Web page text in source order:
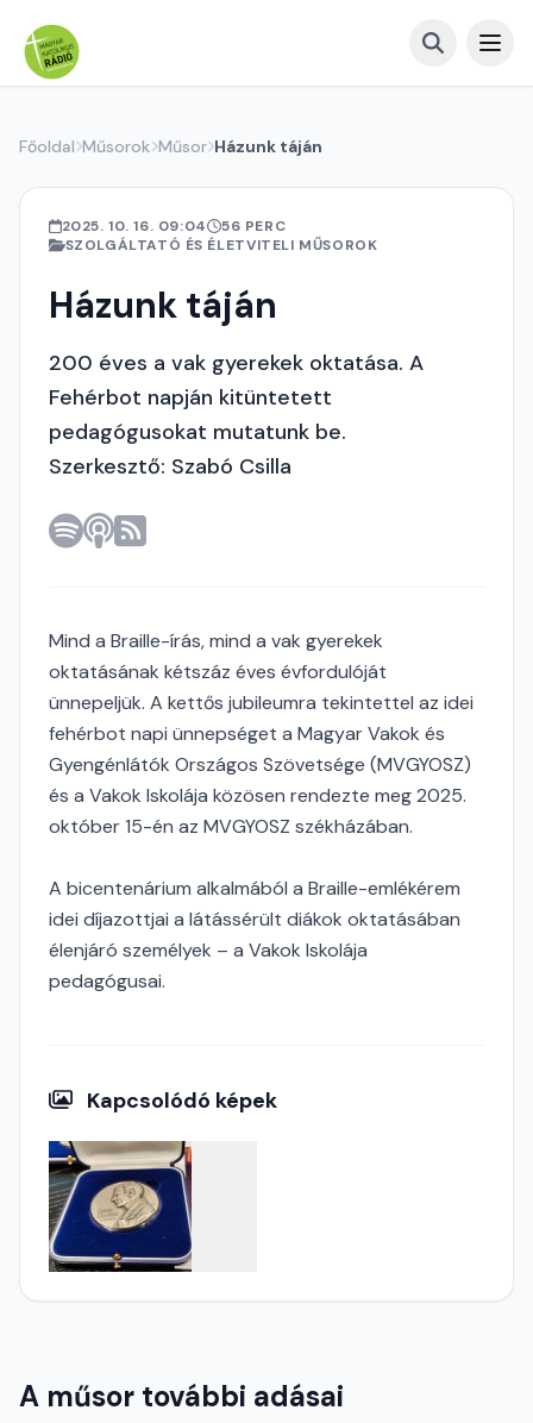
Főoldal Műsorok Műsor Házunk táján
2025. 10. 16. 09:04
56 PERC
SZOLGÁLTATÓ ÉS ÉLETVITELI MŰSOROK
Házunk táján
200 éves a vak gyerekek oktatása. A
Fehérbot napján kitüntetett
pedagógusokat mutatunk be.
Szerkesztő: Szabó Csilla
Mind a Braille-írás, mind a vak gyerekek
oktatásának kétszáz éves évfordulóját
ünnepeljük. A kettős jubileumra tekintettel az idei
fehérbot napi ünnepséget a Magyar Vakok és
Gyengénlátók Országos Szövetsége (MVGYOSZ)
és a Vakok Iskolája közösen rendezte meg 2025.
október 15-én az MVGYOSZ székházában.
A bicentenárium alkalmából a Braille-emlékérem
idei díjazottjai a látássérült diákok oktatásában
élenjáró személyek – a Vakok Iskolája
pedagógusai.
Kapcsolódó képek
A műsor további adásai